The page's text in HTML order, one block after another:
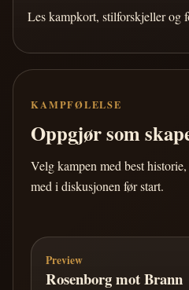
Les kampkort, stilforskjeller og
KAMPFØLELSE
Oppgjør som
Velg kampen med best
med i diskusjonen før start.
Preview
Rosenborg mot Brann